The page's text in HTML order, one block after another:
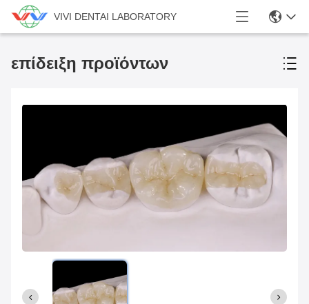
VIVI DENTAI LABORATORY
επίδειξη προϊόντων